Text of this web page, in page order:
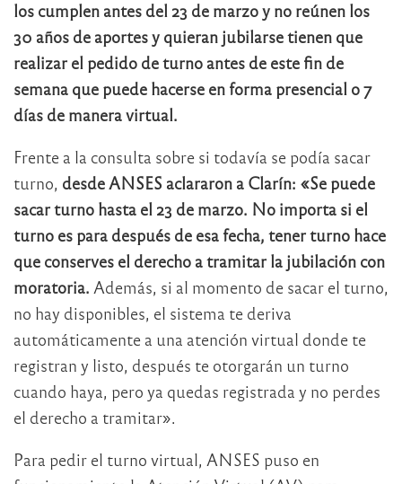
los cumplen antes del 23 de marzo y no reúnen los
30 años de aportes y quieran jubilarse tienen que
realizar el pedido de turno antes de este fin de
semana que puede hacerse en forma presencial o 7
días de manera virtual.
Frente a la consulta sobre si todavía se podía sacar
turno, desde ANSES aclararon a Clarín: «Se puede
sacar turno hasta el 23 de marzo. No importa si el
turno es para después de esa fecha, tener turno hace
que conserves el derecho a tramitar la jubilación con
moratoria. Además, si al momento de sacar el turno,
no hay disponibles, el sistema te deriva
automáticamente a una atención virtual donde te
registran y listo, después te otorgarán un turno
cuando haya, pero ya quedas registrada y no perdes
el derecho a tramitar».
Para pedir el turno virtual, ANSES puso en